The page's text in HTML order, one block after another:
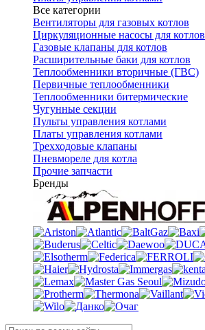
Все категории
Вентиляторы для газовых котлов
Циркуляционные насосы для котлов
Газовые клапаны для котлов
Расширительные баки для котлов
Теплообменники вторичные (ГВС)
Первичные теплообменники
Теплообменники битермические
Чугунные секции
Пульты управления котлами
Платы управления котлами
Трехходовые клапаны
Пневмореле для котла
Прочие запчасти
Бренды